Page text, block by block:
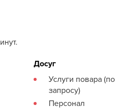
Досуг
Услуги повара (по
запросу)
Персонал
Вилла Суриа